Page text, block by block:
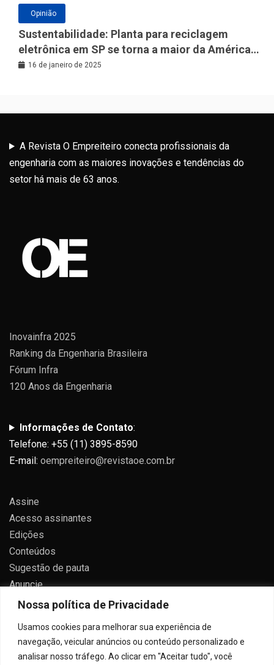
Nossa política de Privacidade
Usamos cookies para melhorar sua experiência de
navegação, veicular anúncios ou conteúdo personalizado e
analisar nosso tráfego. Ao clicar em "Aceitar tudo", você
Opinião
Sustentabilidade: Planta para reciclagem
eletrônica em SP se torna a maior da América
Latina
16 de janeiro de 2025
A Revista O Empreiteiro conecta profissionais da
engenharia com as maiores inovações e tendências do
setor há mais de 63 anos.
Inovainfra 2025
Ranking da Engenharia Brasileira
Fórum Infra
120 Anos da Engenharia
Informações de Contato:
Telefone: +55 (11) 3895-8590
E-mail: oempreiteiro@revistaoe.com.br
Assine
Acesso assinantes
Edições
Conteúdos
Sugestão de pauta
Anuncie
Contato